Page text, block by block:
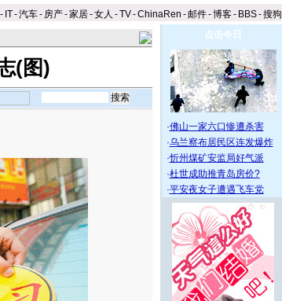
- IT-汽车- 房产-家居-女人 -TV-ChinaRen -邮件-博客- BBS-搜狗
(图)
点击今日
·佛山一家六口惨遭杀害
·乌兰察布居民区连发爆炸
·忻州煤矿安监局好气派
·杜世成助推青岛房价?
·平安夜女子遭遇飞车党